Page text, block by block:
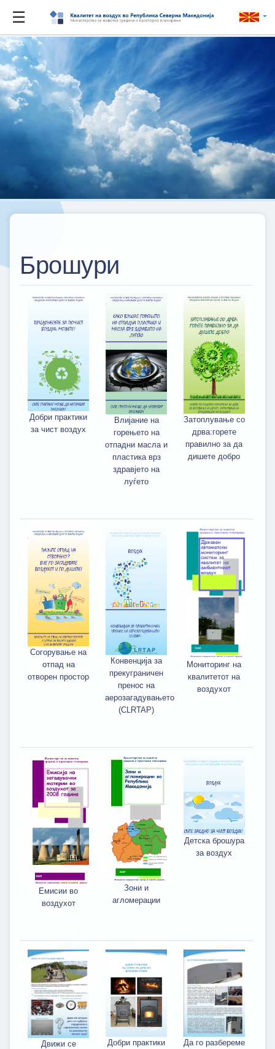
☰
Брошури
Добри практики
за чист воздух
Влијание на
горењето на
отпадни масла и
пластика врз
здравјето на
луѓето
Затоплување со
дрва:горете
правилно за да
дишете добро
Согорување на
отпад на
отворен простор
Конвенција за
прекуграничен
пренос на
аерозагадувањето
(CLRTAP)
Мониторинг на
квалитетот на
воздухот
Емисии во
воздухот
Зони и
агломерации
Детска брошура
за воздух
Движи се
Добри практики
Да го разбереме